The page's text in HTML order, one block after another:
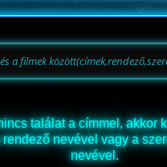
találat a címmel, akkor
rendező nevével vagy a
nevével.